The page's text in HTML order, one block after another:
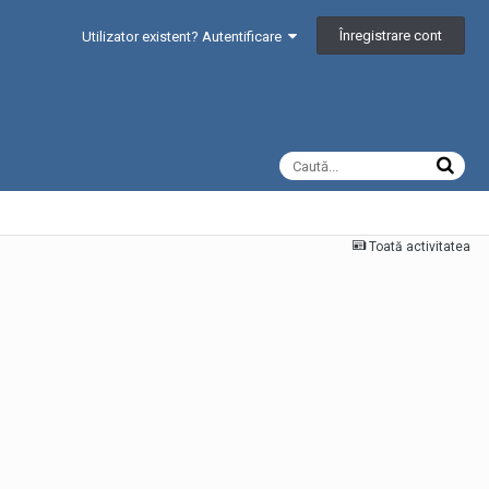
Utilizator existent? Autentificare Înregistrare cont
Toată activitatea